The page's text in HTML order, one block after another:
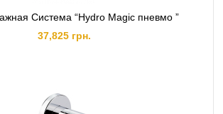
Система “Hydro Magic пневмо ”
37,825 грн.